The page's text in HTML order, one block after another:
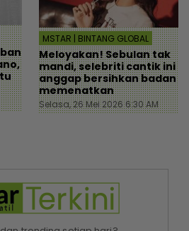
MSTAR | BINTANG GLOBAL
Meloyakan! Sebulan tak
mandi, selebriti cantik ini
anggap bersihkan badan
memenatkan
Selasa, 26 Mei 2026 6:30 AM